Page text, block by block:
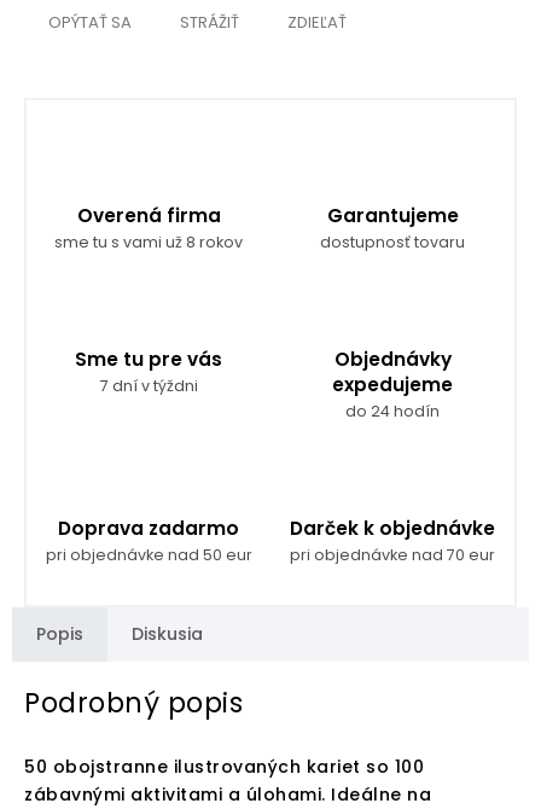
OPÝTAŤ SA STRÁŽIŤ ZDIEĽAŤ
Overená firma
sme tu s vami už 8 rokov
Garantujeme
dostupnosť tovaru
Sme tu pre vás
7 dní v týždni
Objednávky
expedujeme
do 24 hodín
Doprava zadarmo
pri objednávke nad 50 eur
Darček k objednávke
pri objednávke nad 70 eur
Popis Diskusia
Podrobný popis
50 obojstranne ilustrovaných kariet so 100
zábavnými aktivitami a úlohami. Ideálne na